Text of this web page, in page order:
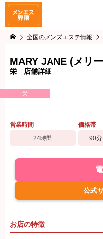
全国のメンズエステ情報
MARY JANE (メリ
栄 店舗詳細
栄
営業時間
24時間
価格帯
90分
公式
お店の特徴